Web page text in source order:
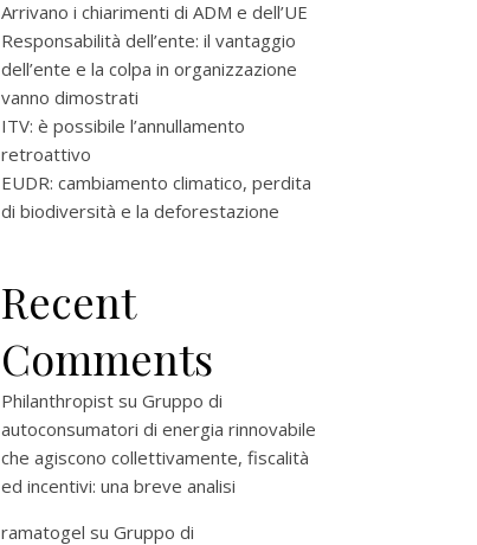
Arrivano i chiarimenti di ADM e dell’UE
Responsabilità dell’ente: il vantaggio
dell’ente e la colpa in organizzazione
vanno dimostrati
ITV: è possibile l’annullamento
retroattivo
EUDR: cambiamento climatico, perdita
di biodiversità e la deforestazione
Recent
Comments
Philanthropist su Gruppo di
autoconsumatori di energia rinnovabile
che agiscono collettivamente, fiscalità
ed incentivi: una breve analisi
ramatogel su Gruppo di